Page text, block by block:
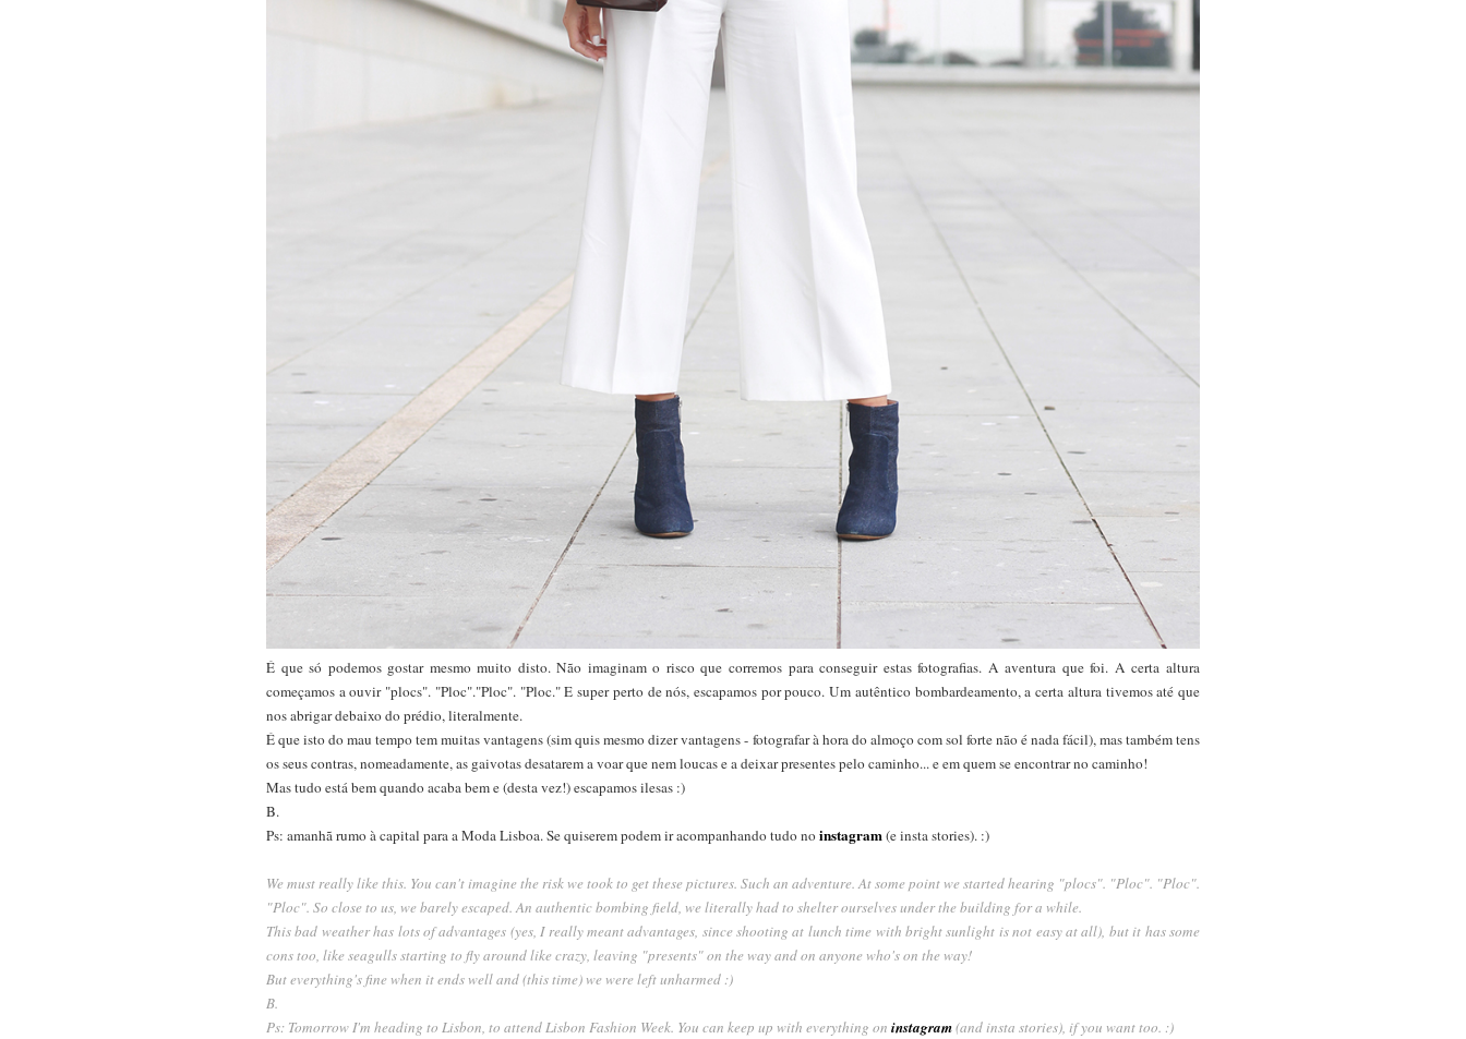
É que só podemos gostar mesmo muito disto. Não imaginam o risco que corremos para conseguir estas fotografias. A aventura que foi. A certa altura
começamos a ouvir "plocs". "Ploc"."Ploc". "Ploc." E super perto de nós, escapamos por pouco. Um autêntico bombardeamento, a certa altura tivemos até que
nos abrigar debaixo do prédio, literalmente.
É que isto do mau tempo tem muitas vantagens (sim quis mesmo dizer vantagens - fotografar à hora do almoço com sol forte não é nada fácil), mas também tens
os seus contras, nomeadamente, as gaivotas desatarem a voar que nem loucas e a deixar presentes pelo caminho... e em quem se encontrar no caminho!
Mas tudo está bem quando acaba bem e (desta vez!) escapamos ilesas :)
B.
Ps: amanhã rumo à capital para a Moda Lisboa. Se quiserem podem ir acompanhando tudo no instagram(e insta stories). :)
We must really like this. You can't imagine the risk we took to get these pictures. Such an adventure. At some point we started hearing "plocs". "Ploc". "Ploc".
"Ploc". So close to us, we barely escaped. An authentic bombing field, we literally had to shelter ourselves under the building for a while.
This bad weather has lots of advantages (yes, I really meant advantages, since shooting at lunch time with bright sunlight is not easy at all), but it has some
cons too, like seagulls starting to fly around like crazy, leaving "presents" on the way and on anyone who's on the way!
But everything's fine when it ends well and (this time) we were left unharmed :)
B.
Ps: Tomorrow I'm heading to Lisbon, to attend Lisbon Fashion Week. You can keep up with everything on instagram(and insta stories), if you want too. :)